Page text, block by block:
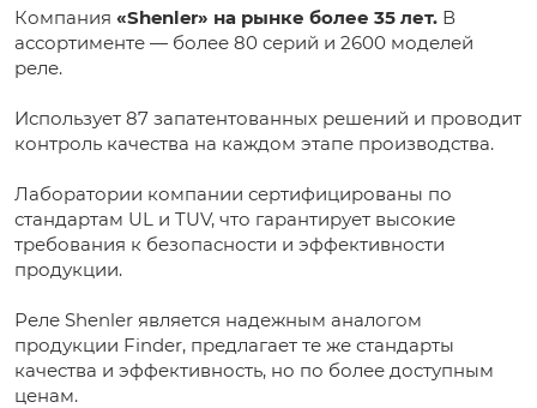
Компания «Shenler» на рынке более 35 лет. В
ассортименте — более 80 серий и 2600 моделей
реле.
Использует 87 запатентованных решений и проводит
контроль качества на каждом этапе производства.
Лаборатории компании сертифицированы по
стандартам UL и TUV, что гарантирует высокие
требования к безопасности и эффективности
продукции.
Реле Shenler является надежным аналогом
продукции Finder, предлагает те же стандарты
качества и эффективность, но по более доступным
ценам.